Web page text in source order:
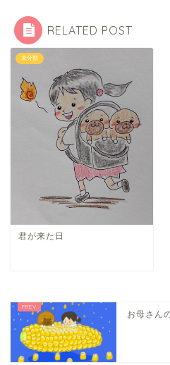
RELATED POST
未分類
君が来た日
お母さん